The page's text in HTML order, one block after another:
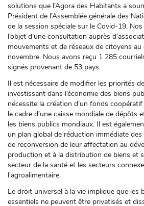
solutions que l’Agora des Habitants a
Président de l’Assemblée générale des
de la session spéciale sur le Covid-19.
l’objet d’une consultation auprès
mouvements et de réseaux de citoyens
novembre. Nous avons reçu 1 285
signés provenant de 53 pays.
Il est nécessaire de modifier les priorités
investissant dans l’économie des biens
nécessite la création d’un fonds
le cadre d’une caisse mondiale de dépôts
les biens publics mondiaux. Il est
un plan global de réduction immédiate
de reconversion de leur affectation au
production et à la distribution de biens et
secteur de la santé et les secteurs
l’agroalimentaire.
Le droit universel à la vie implique que les
essentiels ne peuvent être privatisés et